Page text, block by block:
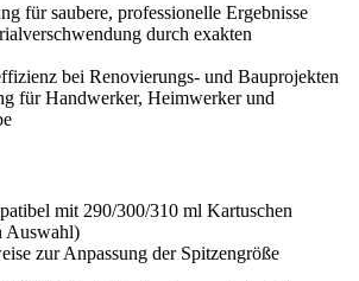
für saubere, professionelle Ergebnisse
durch exakten
bei Renovierungs- und Bauprojekten
für Handwerker, Heimwerker und
mit 290/300/310 ml Kartuschen
Auswahl)
zur Anpassung der Spitzengröße